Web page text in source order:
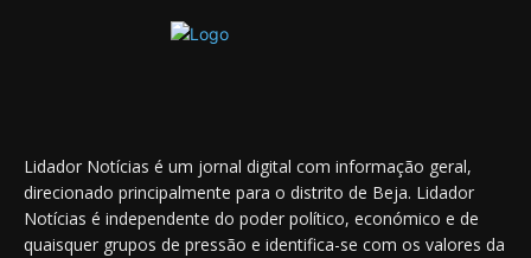
Lidador Notícias é um jornal digital com informação geral,
direcionado principalmente para o distrito de Beja. Lidador
Notícias é independente do poder político, económico e de
quaisquer grupos de pressão e identifica-se com os valores da